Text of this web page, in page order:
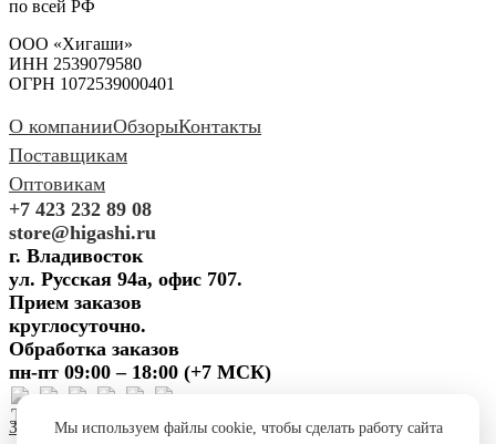
по всей РФ
ООО «Хигаши»
ИНН 2539079580
ОГРН 1072539000401
О компанииОбзорыКонтакты
Поставщикам
Оптовикам
+7 423 232 89 08
store@higashi.ru
г. Владивосток
ул. Русская 94а, офис 707.
Прием заказов
круглосуточно.
Обработка заказов
пн-пт 09:00 – 18:00 (+7 МСК)
Задать вопросПредложить
Мы используем файлы cookie, чтобы сделать работу сайта